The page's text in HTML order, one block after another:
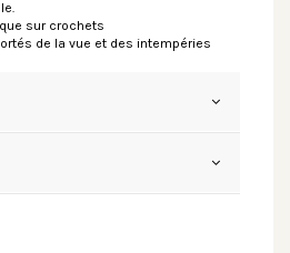
sur crochets
de la vue et des intempéries